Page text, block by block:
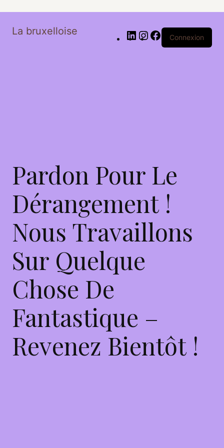
La bruxelloise Connexion
Pardon Pour Le
Dérangement !
Nous Travaillons
Sur Quelque
Chose De
Fantastique –
Revenez Bientôt !